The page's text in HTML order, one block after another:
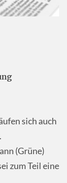
sich auch
(Grüne)
zum Teil eine